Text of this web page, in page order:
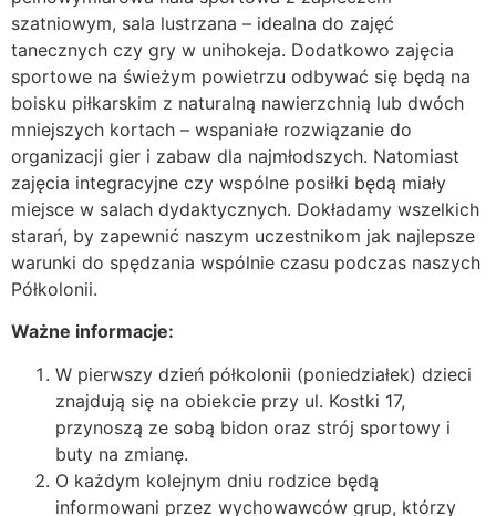
szatniowym, sala lustrzana – idealna do zajęć
tanecznych czy gry w unihokeja. Dodatkowo zajęcia
sportowe na świeżym powietrzu odbywać się będą na
boisku piłkarskim z naturalną nawierzchnią lub dwóch
mniejszych kortach – wspaniałe rozwiązanie do
organizacji gier i zabaw dla najmłodszych. Natomiast
zajęcia integracyjne czy wspólne posiłki będą miały
miejsce w salach dydaktycznych. Dokładamy wszelkich
starań, by zapewnić naszym uczestnikom jak najlepsze
warunki do spędzania wspólnie czasu podczas naszych
Półkolonii.
Ważne informacje:
W pierwszy dzień półkolonii (poniedziałek) dzieci
znajdują się na obiekcie przy ul. Kostki 17,
przynoszą ze sobą bidon oraz strój sportowy i
buty na zmianę.
O każdym kolejnym dniu rodzice będą
informowani przez wychowawców grup, którzy